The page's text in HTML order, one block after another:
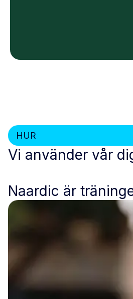
HUR
Vi använder vår
Naardic är